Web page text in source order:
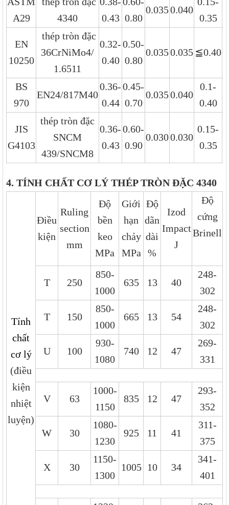
A29
4340
0.43 0.80
0.0350.040
0.35
EN
10250
thép tròn đặc
36CrNiMo4/
1.6511
0.32-
0.40
0.50-
0.80
0.0350.035 ≦0.40
BS
970
EN24/817M40
0.36-
0.44
0.45-
0.70
0.0350.040
0.1-
0.40
JIS
G4103
thép tròn đặc
SNCM
439/SNCM8
0.36-
0.43
0.60-
0.90
0.0300.030
0.15-
0.35
4. TÍNH CHẤT CƠ LÝ THÉP TRÒN ĐẶC 4340
Tính
chất
cơ lý
(điều
kiện
nhiệt
luyện)
Điều
kiện
Ruling
section
mm
Độ
bền
keo
MPa
Giới
hạn
chảy
MPa
Độ
dãn
dài
%
Izod
Impact
J
Độ
cứng
Brinell
T 250
850-
1000
635 13 40
248-
302
T 150
850-
1000
665 13 54
248-
302
U 100
930-
1080
740 12 47
269-
331
V 63
1000-
1150
835 12 47
293-
352
W 30
1080-
1230
925 11 41
311-
375
X 30
1150-
1300
1005 10 34
341-
401